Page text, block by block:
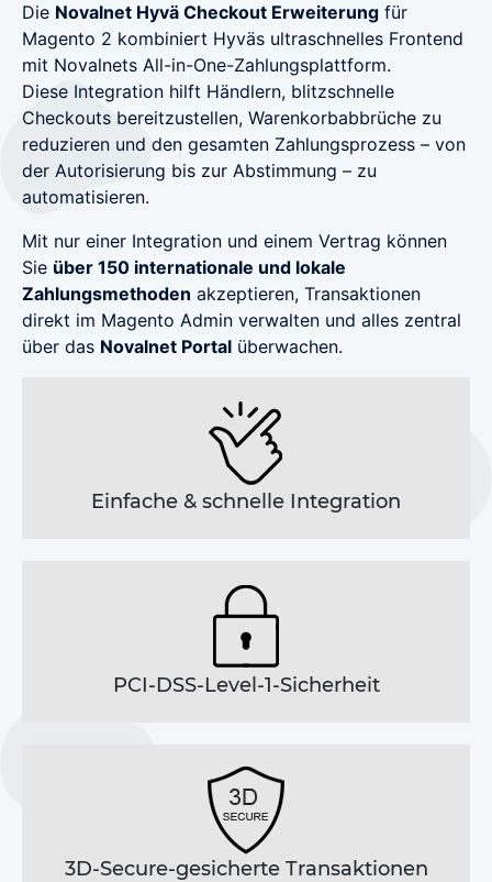
BaFin-konforme Zahlungslösungen für Zeitarbeit
Pay-by-Link
Zahlungen annehmen ohne Programmierkenntnisse
Virtuelles Terminal / MOTO
Offline-Zahlungsaufträge und Kataloggeschäft
Anrufen und Bezahlen
Zahlungen annehmen per Telefon
NovalPay
Nahtlose Zahlungsseiten
Single Sign-On (SSO)
Erschließen Sie sich eine gesteigerte Effizienz mit
SSO
PCI-ASV-Schwachstellen-Scan
Schützen Sie Ihr Unternehmen und die Daten Ihrer
Individuelle Prozessumsetzung
Verwaltung von Dokumenten
Alles in Ihrer eigenen Corporate Identity
Mitgliederverwaltung
Communities und geschützte Bereich
Die Novalnet Hyvä Checkout Erweiterung für
Magento 2 kombiniert Hyväs ultraschnelles Frontend
mit Novalnets All-in-One-Zahlungsplattform.
Diese Integration hilft Händlern, blitzschnelle
Checkouts bereitzustellen, Warenkorbabbrüche zu
reduzieren und den gesamten Zahlungsprozess – von
der Autorisierung bis zur Abstimmung – zu
automatisieren.
Mit nur einer Integration und einem Vertrag können
Sie über 150 internationale und lokale
Zahlungsmethoden akzeptieren, Transaktionen
direkt im Magento Admin verwalten und alles zentral
über das Novalnet Portal überwachen.
Einfache & schnelle Integration
PCI-DSS-Level-1-Sicherheit
3D-Secure-gesicherte Transaktionen